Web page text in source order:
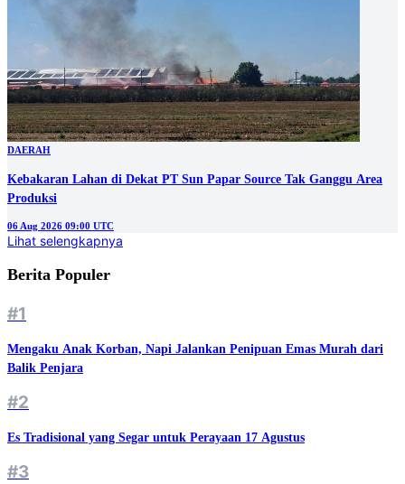
DAERAH
Kebakaran Lahan di Dekat PT Sun Papar Source Tak Ganggu Area
Produksi
06 Aug 2026 09:00 UTC
Lihat selengkapnya
Berita Populer
#1
Mengaku Anak Korban, Napi Jalankan Penipuan Emas Murah dari
Balik Penjara
#2
Es Tradisional yang Segar untuk Perayaan 17 Agustus
#3